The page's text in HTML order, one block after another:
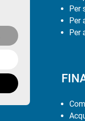
Per
Per
Per